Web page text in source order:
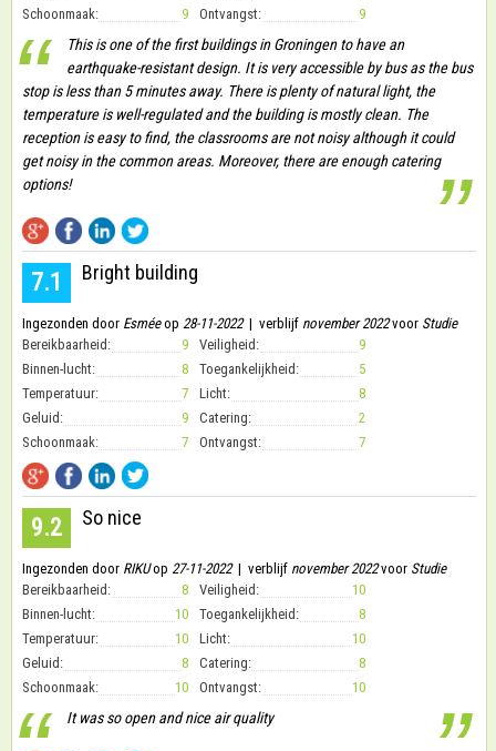
Schoonmaak:
9 Ontvangst: 9
“
This is one of the first buildings in Groningen to have an
earthquake-resistant design. It is very accessible by bus as the bus
stop is less than 5 minutes away. There is plenty of natural light, the
temperature is well-regulated and the building is mostly clean. The
reception is easy to find, the classrooms are not noisy although it could
get noisy in the common areas. Moreover, there are enough catering
options!
”
7.1 Bright building
Ingezonden door Esméeop 28-11-2022| verblijf november 2022voor Studie
Bereikbaarheid:
9 Veiligheid:
9
Binnen-lucht:
8 Toegankelijkheid:
5
Temperatuur:
7 Licht:
8
Geluid:
9 Catering:
2
Schoonmaak:
7 Ontvangst: 7
9.2 So nice
Ingezonden door RIKUop 27-11-2022| verblijf november 2022voor Studie
Bereikbaarheid:
8 Veiligheid:
10
Binnen-lucht:
10 Toegankelijkheid:
8
Temperatuur:
10 Licht:
10
Geluid:
8 Catering:
8
Schoonmaak:
10 Ontvangst: 10
It was so open and nice air quality